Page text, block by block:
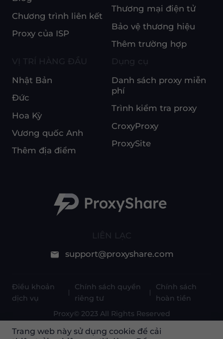
LIÊN LẠC
support@proxyshare.com
Chương trình liên kết
Proxy của ISP
Thương mại điện tử
Bảo vệ thương hiệu
Thêm trường hợp
VỊ TRÍ HÀNG ĐẦU
Nhật Bản
Đức
Hoa Kỳ
Vương quốc Anh
Thêm địa điểm
Dụng cụ
Danh sách proxy miễn
phí
Trình kiểm tra proxy
CroxyProxy
ProxySite
Điều khoản
dịch vụ
Chính sách quyền
riêng tư
Chính sách
hoàn tiền
Proxy© 2023 All Rights Reserved
Trang web này sử dụng cookie để cải